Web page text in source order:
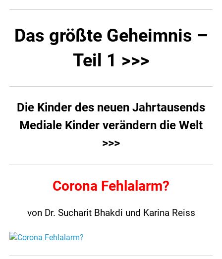
Das größte Geheimnis –
Teil 1 >>>
Die Kinder des neuen Jahrtausends
Mediale Kinder verändern die Welt
>>>
Corona Fehlalarm?
von Dr. Sucharit Bhakdi und Karina Reiss